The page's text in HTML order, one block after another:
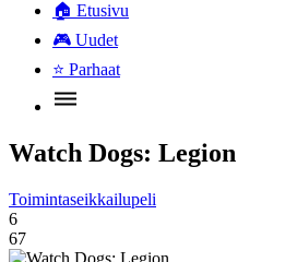
🏠 Etusivu
🎮 Uudet
⭐ Parhaat
Watch Dogs: Legion
Toimintaseikkailupeli
6
67